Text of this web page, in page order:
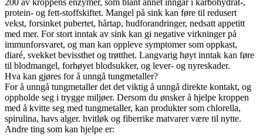
200 av kroppens enzymer, som blant annet inngår i karbohydrat-,
protein- og fett-stoffskiftet. Mangel på sink kan føre til redusert
vekst, forsinket pubertet, hårtap, hudforandringer, nedsatt appetitt
med mer. For stort inntak av sink kan gi negative virkninger på
immunforsvaret, og man kan oppleve symptomer som oppkast,
diaré, svekket bevissthet og trøtthet. Langvarig høyt inntak kan føre
til blodmangel, forhøyet blodsukker, og lever- og nyreskader.
Hva kan gjøres for å unngå tungmetaller?
For å unngå tungmetaller det det viktig å unngå direkte kontakt, og
oppholde seg i trygge miljøer. Dersom du ønsker å hjelpe kroppen
med å kvitte seg med tungmetaller, kan produkter som chlorella,
spirulina, havs alger. hvitløk og fiberrike matvarer være til nytte.
Andre ting som kan hjelpe er: